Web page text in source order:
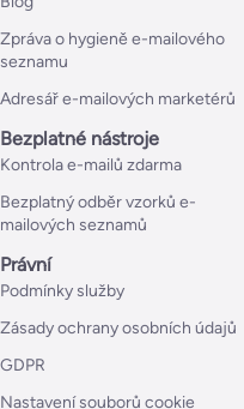
Zpráva o hygieně e-mailového
seznamu
Adresář e-mailových marketérů
Bezplatné nástroje
Kontrola e-mailů zdarma
Bezplatný odběr vzorků e-
mailových seznamů
Právní
Podmínky služby
Zásady ochrany osobních údajů
GDPR
Nastavení souborů cookie